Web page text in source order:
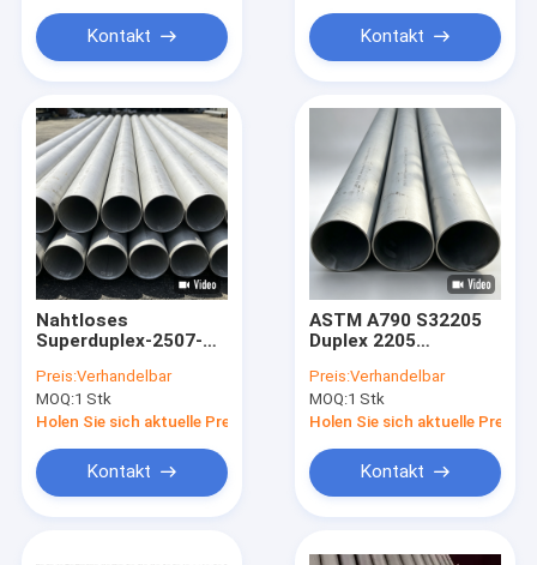
Fordern Sie ein Zitat
Stumpfnaht Armaturen
Edelstahl Winkel
Edelstahl-tee
Edelstahl Reduzierstück
Edelstahl-Rohr-Kappe
Duplexedelstahl-Rohr
Edelstahl-Stummel-Enden
Kontakt Kontakt
Nahtloses
Superduplex-2507-
A790 mit hoher
Korrosionsbeständigkeit
für Öl und Gas
Preis:Verhandelbar
MOQ:1 Stk
Holen Sie sich aktuelle Preis
Kontakt
ASTM A790 S32205
Duplex 2205
Rohr mit hoher
Festigkeit und
Korrosionsbeständigkeit
Preis:Verhandelbar
MOQ:1 Stk
Holen Sie sich aktuelle Preis
Kontakt